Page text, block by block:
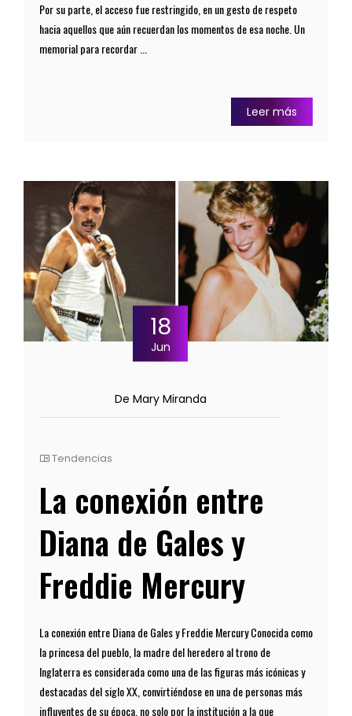
Por su parte, el acceso fue restringido, en un gesto de respeto
hacia aquellos que aún recuerdan los momentos de esa noche. Un
memorial para recordar ...
Leer más
18
Jun
De Mary Miranda
Tendencias
La conexión entre
Diana de Gales y
Freddie Mercury
La conexión entre Diana de Gales y Freddie Mercury Conocida como
la princesa del pueblo, la madre del heredero al trono de
Inglaterra es considerada como una de las figuras más icónicas y
destacadas del siglo XX, convirtiéndose en una de personas más
influyentes de su época, no solo por la institución a la que